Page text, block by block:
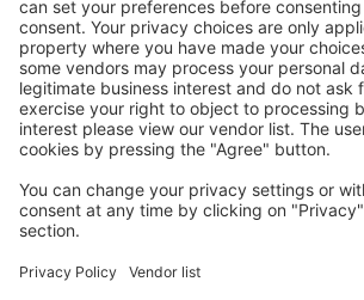
Economiseşte mai mult
Prețuri atractive și oferte speciale
conectați.
Alege din peste 1,3 mil. de opţiuni:
apartamente și altele.